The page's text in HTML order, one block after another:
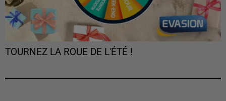
TOURNEZ LA ROUE DE L'ÉTÉ !